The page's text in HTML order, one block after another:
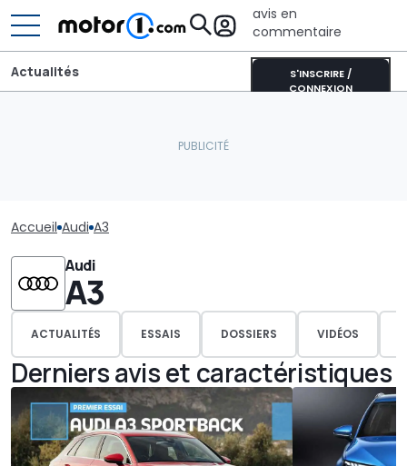
avis en
commentaire
S'INSCRIRE /
CONNEXION
Actualités
Accueil Audi A3
Audi
A3
ACTUALITÉS ESSAIS DOSSIERS VIDÉOS
Derniers avis et caractéristiques